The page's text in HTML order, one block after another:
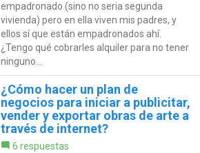
empadronado (sino no seria segunda
vivienda) pero en ella viven mis padres, y
ellos sí que están empadronados ahí.
¿Tengo qué cobrarles alquiler para no tener
ninguno...
¿Cómo hacer un plan de
negocios para iniciar a publicitar,
vender y exportar obras de arte a
través de internet?
6 respuestas